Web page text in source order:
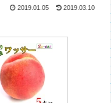
2019.01.05 2019.03.10